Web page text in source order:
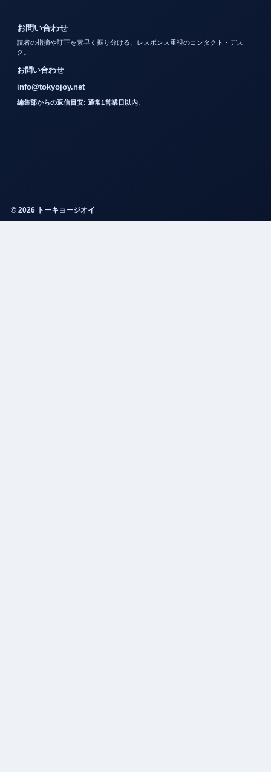
お問い合わせ
読者の指摘や訂正を素早く振り分ける、レスポンス重視のコンタクト・デス
ク。
お問い合わせ
info@tokyojoy.net
編集部からの返信目安: 通常1営業日以内。
© 2026 トーキョージオイ